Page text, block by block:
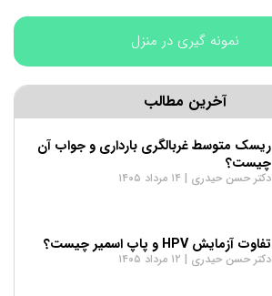
نمونه گیری در منزل
آخرین مطالب
ریسک متوسط غربالگری بارداری و جواب آن
چیست؟
دکتر حسن حیدری ۱۴ مرداد ۱۴۰۵
تفاوت آزمایش HPV و پاپ اسمیر چیست؟
دکتر حسن حیدری ۱۲ مرداد ۱۴۰۵